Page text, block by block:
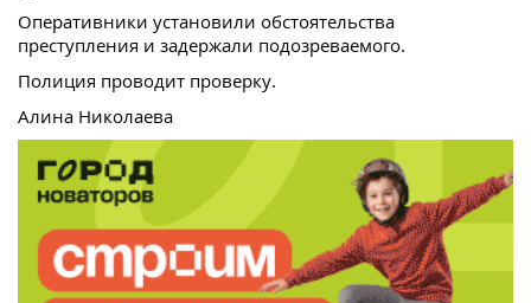
Оперативники установили обстоятельства
преступления и задержали подозреваемого.
Полиция проводит проверку.
Алина Николаева